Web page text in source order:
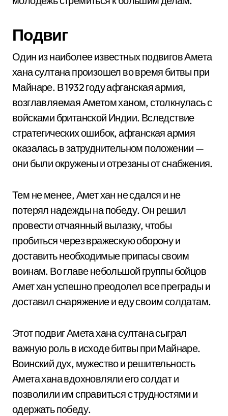
Подвиг
Один из наиболее известных подвигов Амета
хана султана произошел во время битвы при
Майнаре. В 1932 году афганская армия,
возглавляемая Аметом ханом, столкнулась с
войсками британской Индии. Вследствие
стратегических ошибок, афганская армия
оказалась в затруднительном положении —
они были окружены и отрезаны от снабжения.
Тем не менее, Амет хан не сдался и не
потерял надежды на победу. Он решил
провести отчаянный вылазку, чтобы
пробиться через вражескую оборону и
доставить необходимые припасы своим
воинам. Во главе небольшой группы бойцов
Амет хан успешно преодолел все преграды и
доставил снаряжение и еду своим солдатам.
Этот подвиг Амета хана султана сыграл
важную роль в исходе битвы при Майнаре.
Воинский дух, мужество и решительность
Амета хана вдохновляли его солдат и
позволили им справиться с трудностями и
одержать победу.